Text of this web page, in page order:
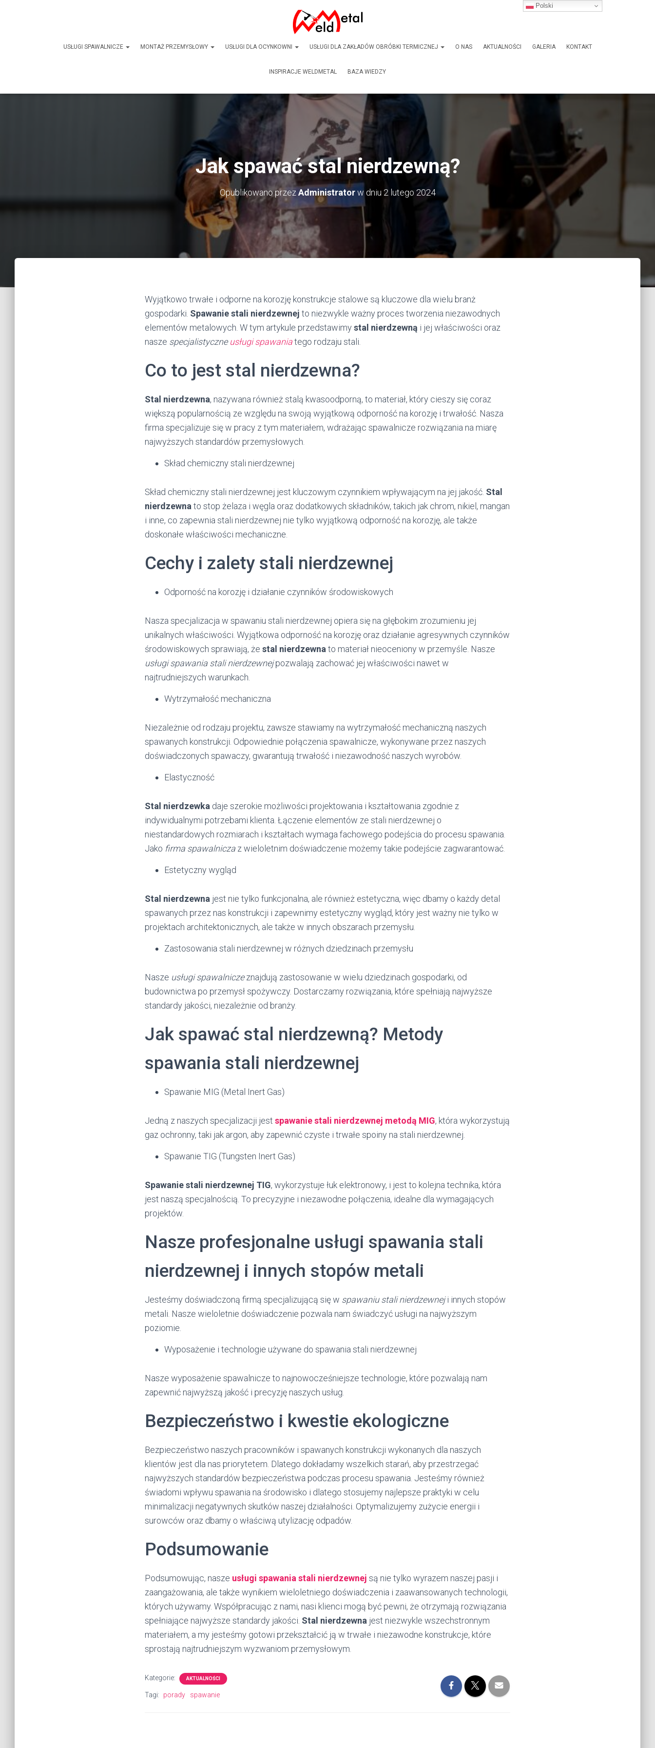
USŁUGI SPAWALNICZE MONTAŻ PRZEMYSŁOWY USŁUGI DLA OCYNKOWNI USŁUGI DLA ZAKŁADÓW OBRÓBKI TERMICZNEJ O NAS AKTUALNOŚCI GALERIA KONTAKT
INSPIRACJE WELDMETAL BAZA WIEDZY
Jak spawać stal nierdzewną?
Opublikowano przez Administratorw dniu 2 lutego 2024
Wyjątkowo trwałe i odporne na korozję konstrukcje stalowe są kluczowe dla wielu branż
gospodarki. Spawanie stali nierdzewnej to niezwykle ważny proces tworzenia niezawodnych
elementów metalowych. W tym artykule przedstawimystal nierdzewną i jej właściwości oraz
nasze specjalistyczneusługi spawaniatego rodzaju stali.
Co to jest stal nierdzewna?
Stal nierdzewna, nazywana również stalą kwasoodporną, to materiał, który cieszy się coraz
większą popularnością ze względu na swoją wyjątkową odporność na korozję i trwałość. Nasza
firma specjalizuje się w pracy z tym materiałem, wdrażając spawalnicze rozwiązania na miarę
najwyższych standardów przemysłowych.
Skład chemiczny stali nierdzewnej
Skład chemiczny stali nierdzewnej jest kluczowym czynnikiem wpływającym na jej jakość. Stal
nierdzewna to stop żelaza i węgla oraz dodatkowych składników, takich jak chrom, nikiel, mangan
i inne, co zapewnia stali nierdzewnej nie tylko wyjątkową odporność na korozję, ale także
doskonałe właściwości mechaniczne.
Cechy i zalety stali nierdzewnej
Odporność na korozję i działanie czynników środowiskowych
Nasza specjalizacja w spawaniu stali nierdzewnej opiera się na głębokim zrozumieniu jej
unikalnych właściwości. Wyjątkowa odporność na korozję oraz działanie agresywnych czynników
środowiskowych sprawiają, że stal nierdzewna to materiał nieoceniony w przemyśle. Nasze
usługi spawania stali nierdzewnejpozwalają zachować jej właściwości nawet w
najtrudniejszych warunkach.
Wytrzymałość mechaniczna
Niezależnie od rodzaju projektu, zawsze stawiamy na wytrzymałość mechaniczną naszych
spawanych konstrukcji. Odpowiednie połączenia spawalnicze, wykonywane przez naszych
doświadczonych spawaczy, gwarantują trwałość i niezawodność naszych wyrobów.
Elastyczność
Stal nierdzewka daje szerokie możliwości projektowania i kształtowania zgodnie z
indywidualnymi potrzebami klienta. Łączenie elementów ze stali nierdzewnej o
niestandardowych rozmiarach i kształtach wymaga fachowego podejścia do procesu spawania.
Jako firma spawalnicza z wieloletnim doświadczenie możemy takie podejście zagwarantować.
Estetyczny wygląd
Stal nierdzewna jest nie tylko funkcjonalna, ale również estetyczna, więc dbamy o każdy detal
spawanych przez nas konstrukcji i zapewnimy estetyczny wygląd, który jest ważny nie tylko w
projektach architektonicznych, ale także w innych obszarach przemysłu.
Zastosowania stali nierdzewnej w różnych dziedzinach przemysłu
Nasze usługi spawalniczeznajdują zastosowanie w wielu dziedzinach gospodarki, od
budownictwa po przemysł spożywczy. Dostarczamy rozwiązania, które spełniają najwyższe
standardy jakości, niezależnie od branży.
Jak spawać stal nierdzewną? Metody
spawania stali nierdzewnej
Spawanie MIG (Metal Inert Gas)
Jedną z naszych specjalizacji jest spawanie stali nierdzewnej metodą MIG, która wykorzystują
gaz ochronny, taki jak argon, aby zapewnić czyste i trwałe spoiny na stali nierdzewnej.
Spawanie TIG (Tungsten Inert Gas)
Spawanie stali nierdzewnej TIG, wykorzystuje łuk elektronowy, i jest to kolejna technika, która
jest naszą specjalnością. To precyzyjne i niezawodne połączenia, idealne dla wymagających
projektów.
Nasze profesjonalne usługi spawania stali
nierdzewnej i innych stopów metali
Jesteśmy doświadczoną firmą specjalizującą się w spawaniu stali nierdzewneji innych stopów
metali. Nasze wieloletnie doświadczenie pozwala nam świadczyć usługi na najwyższym
poziomie.
Wyposażenie i technologie używane do spawania stali nierdzewnej
Nasze wyposażenie spawalnicze to najnowocześniejsze technologie, które pozwalają nam
zapewnić najwyższą jakość i precyzję naszych usług.
Bezpieczeństwo i kwestie ekologiczne
Bezpieczeństwo naszych pracowników i spawanych konstrukcji wykonanych dla naszych
klientów jest dla nas priorytetem. Dlatego dokładamy wszelkich starań, aby przestrzegać
najwyższych standardów bezpieczeństwa podczas procesu spawania. Jesteśmy również
świadomi wpływu spawania na środowisko i dlatego stosujemy najlepsze praktyki w celu
minimalizacji negatywnych skutków naszej działalności. Optymalizujemy zużycie energii i
surowców oraz dbamy o właściwą utylizację odpadów.
Podsumowanie
Podsumowując, nasze usługi spawania stali nierdzewnej są nie tylko wyrazem naszej pasji i
zaangażowania, ale także wynikiem wieloletniego doświadczenia i zaawansowanych technologii,
których używamy. Współpracując z nami, nasi klienci mogą być pewni, że otrzymają rozwiązania
spełniające najwyższe standardy jakości. Stal nierdzewna jest niezwykle wszechstronnym
materiałem, a my jesteśmy gotowi przekształcić ją w trwałe i niezawodne konstrukcje, które
sprostają najtrudniejszym wyzwaniom przemysłowym.
Kategorie: AKTUALNOŚCI
Tagi: porady spawanie
Polski